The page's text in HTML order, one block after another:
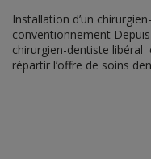
Installation d’un
conventionnement Depuis
chirurgien-dentiste libéral
répartir l’offre de soins